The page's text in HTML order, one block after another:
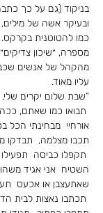
בניקוד (גם על כך
ובעיקר אשה של
כמו להטוטנית
מספרה, ״שיכון
מהקהל של אנשים
עליו מאוד.
“שבת שלום יקרים
תבואו כמו שאתם,
אורחיי  מבחינתי הכל
תכבו מצלמה,  תבדקו
תקפלו כביסה
השטיח  אני אגיד
שאתעצבן או אכעס
תכתבו נאצות לבית